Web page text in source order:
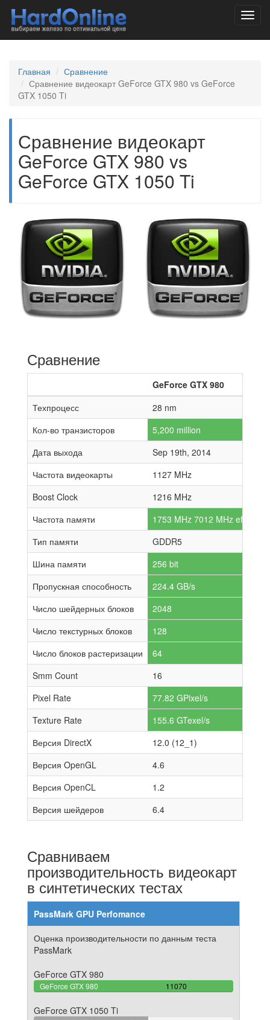
Главная
Сравнение
Сравнение видеокарт GeForce GTX 980 vs GeForce
GTX 1050 Ti
Сравнение видеокарт
GeForce GTX 980 vs
GeForce GTX 1050 Ti
Сравнение
GeForce GTX 980
Техпроцесс
28 nm
Кол-во транзисторов
5,200 million
Дата выхода
Sep 19th, 2014
Частота видеокарты
1127 MHz
Boost Clock
1216 MHz
Частота памяти
1753 MHz 7012 MHz effective
Тип памяти
GDDR5
Шина памяти
256 bit
Пропускная способность
224.4 GB/s
Число шейдерных блоков
2048
Число текстурных блоков
128
Число блоков растеризации
64
Smm Count
16
Pixel Rate
77.82 GPixel/s
Texture Rate
155.6 GTexel/s
Версия DirectX
12.0 (12_1)
Версия OpenGL
4.6
Версия OpenCL
1.2
Версия шейдеров
6.4
Сравниваем
производительность видеокарт
в синтетических тестах
PassMark GPU Perfomance
Оценка производительности по данным теста
PassMark
GeForce GTX 980
GeForce GTX 980 11070
100%
GeForce GTX 1050 Ti